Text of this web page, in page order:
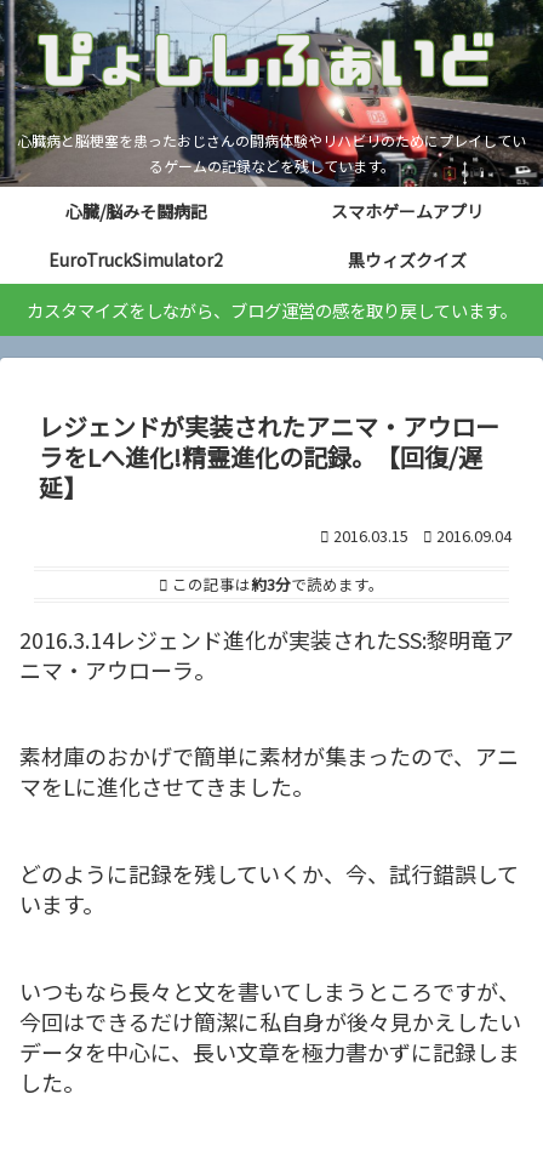
心臓病と脳梗塞を患ったおじさんの闘病体験やリハビリのためにプレイしてい
るゲームの記録などを残しています。
心臓/脳みそ闘病記
スマホゲームアプリ
EuroTruckSimulator2
黒ウィズクイズ
カスタマイズをしながら、ブログ運営の感を取り戻しています。
レジェンドが実装されたアニマ・アウロー
ラをLへ進化!精霊進化の記録。【回復/遅
延】
2016.03.15 2016.09.04
この記事は約3分で読めます。
2016.3.14レジェンド進化が実装されたSS:黎明竜ア
ニマ・アウローラ。
素材庫のおかげで簡単に素材が集まったので、アニ
マをLに進化させてきました。
どのように記録を残していくか、今、試行錯誤して
います。
いつもなら長々と文を書いてしまうところですが、
今回はできるだけ簡潔に私自身が後々見かえしたい
データを中心に、長い文章を極力書かずに記録しま
した。